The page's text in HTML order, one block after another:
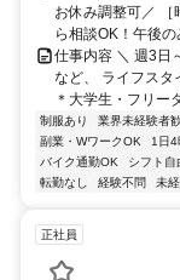
お休み調整可／
ら相談OK！午後
仕事内容 ＼ 週3日
など、 ライフスタ
＊大学生・フリー
制服あり 業界未経験者
副業・WワークOK
1日4
バイク通勤OK
シフト自
転勤なし
経験不問 未
正社員